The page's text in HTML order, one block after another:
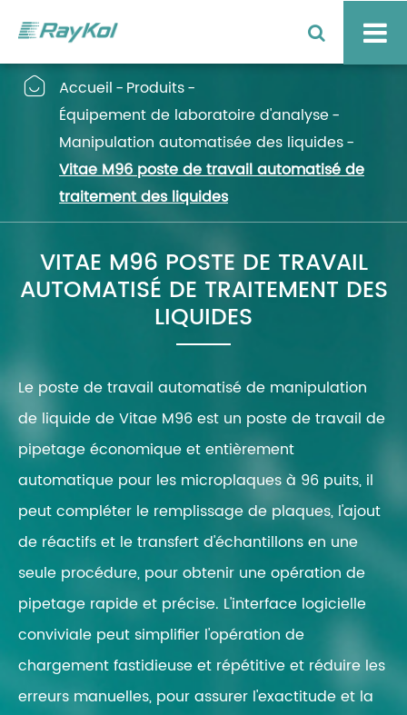
 Accueil
Produits
Équipement de laboratoire d'analyse
Manipulation automatisée des liquides
Vitae M96 poste de travail automatisé de
traitement des liquides
VITAE M96 POSTE DE TRAVAIL
AUTOMATISÉ DE TRAITEMENT DES
LIQUIDES
Le poste de travail automatisé de manipulation
de liquide de Vitae M96 est un poste de travail de
pipetage économique et entièrement
automatique pour les microplaques à 96 puits, il
peut compléter le remplissage de plaques, l'ajout
de réactifs et le transfert d'échantillons en une
seule procédure, pour obtenir une opération de
pipetage rapide et précise. L'interface logicielle
conviviale peut simplifier l'opération de
chargement fastidieuse et répétitive et réduire les
erreurs manuelles, pour assurer l'exactitude et la